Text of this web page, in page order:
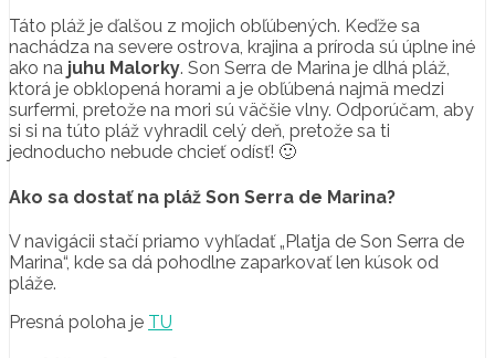
Táto pláž je ďalšou z mojich obľúbených. Keďže sa
nachádza na severe ostrova, krajina a príroda sú úplne iné
ako na juhu Malorky. Son Serra de Marina je dlhá pláž,
ktorá je obklopená horami a je obľúbená najmä medzi
surfermi, pretože na mori sú väčšie vlny. Odporúčam, aby
si si na túto pláž vyhradil celý deň, pretože sa ti
jednoducho nebude chcieť odísť! 🙂
Ako sa dostať na pláž Son Serra de Marina?
V navigácii stačí priamo vyhľadať „Platja de Son Serra de
Marina“, kde sa dá pohodlne zaparkovať len kúsok od
pláže.
Presná poloha je TU